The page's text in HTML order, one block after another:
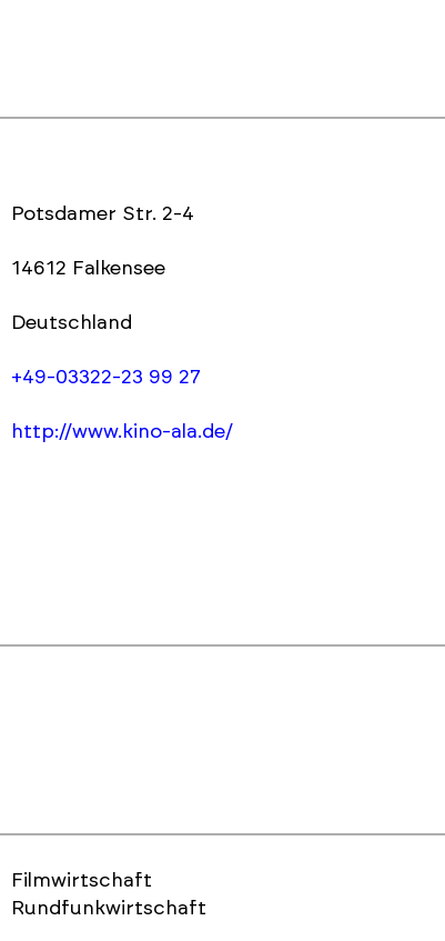
Potsdamer Str. 2-4
14612 Falkensee
Deutschland
+49-03322-23 99 27
http://www.kino-ala.de/
Filmwirtschaft
Rundfunkwirtschaft